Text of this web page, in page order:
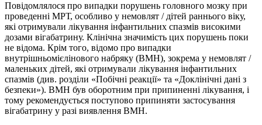
Повідомлялося про випадки порушень головного мозку при
проведенні МРТ, особливо у немовлят / дітей раннього віку,
які отримували лікування інфантильних спазмів високими
дозами вігабатрину. Клінічна значимість цих порушень поки
не відома. Крім того, відомо про випадки
внутрішньомієлінового набряку (ВМН), зокрема у немовлят /
маленьких дітей, які отримували лікування інфантильних
спазмів (див. розділи «Побічні реакції» та «Доклінічні дані з
безпеки»). ВМН був оборотним при припиненні лікування, і
тому рекомендується поступово припиняти застосування
вігабатрину у разі виявлення ВМН.